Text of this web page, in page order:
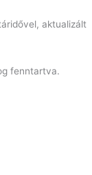
aktualizált
fenntartva.